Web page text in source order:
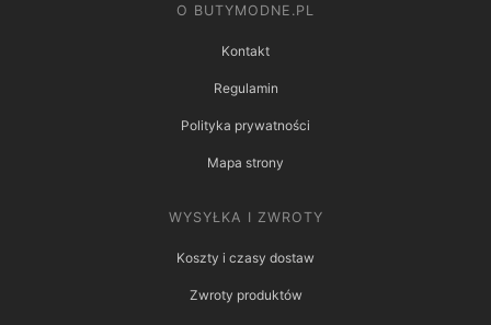
O BUTYMODNE.PL
Kontakt
Regulamin
Polityka prywatności
Mapa strony
WYSYŁKA I ZWROTY
Koszty i czasy dostaw
Zwroty produktów